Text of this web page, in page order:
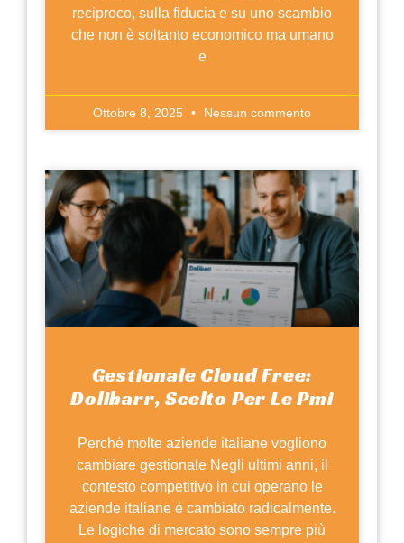
reciproco, sulla fiducia e su uno scambio
che non è soltanto economico ma umano
e
Ottobre 8, 2025 Nessun commento
Gestionale Cloud Free:
Dolibarr, Scelto Per Le Pmi
Perché molte aziende italiane vogliono
cambiare gestionale Negli ultimi anni, il
contesto competitivo in cui operano le
aziende italiane è cambiato radicalmente.
Le logiche di mercato sono sempre più